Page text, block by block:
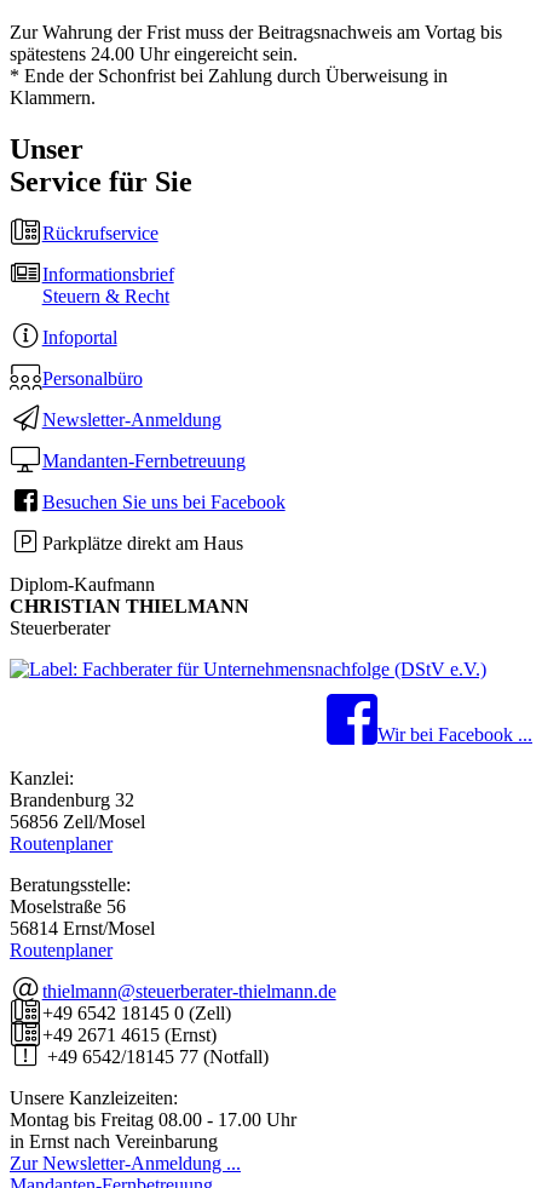
Zur Wahrung der Frist muss der Beitragsnachweis am Vortag bis
spätestens 24.00 Uhr eingereicht sein.
* Ende der Schonfrist bei Zahlung durch Überweisung in
Klammern.
Unser
Service für Sie
Rückrufservice
Informationsbrief
Steuern & Recht
Infoportal
Personalbüro
Newsletter-Anmeldung
Mandanten-Fernbetreuung
Besuchen Sie uns bei Facebook
Parkplätze direkt am Haus
Diplom-Kaufmann
CHRISTIAN THIELMANN
Steuerberater
Wir bei Facebook ...
Kanzlei:
Brandenburg 32
56856 Zell/Mosel
Routenplaner
Beratungsstelle:
Moselstraße 56
56814 Ernst/Mosel
Routenplaner
thielmann@steuerberater-thielmann.de
+49 6542 18145 0 (Zell)
+49 2671 4615 (Ernst)
+49 6542/18145 77 (Notfall)
Unsere Kanzleizeiten:
Montag bis Freitag 08.00 - 17.00 Uhr
in Ernst nach Vereinbarung
Zur Newsletter-Anmeldung ...